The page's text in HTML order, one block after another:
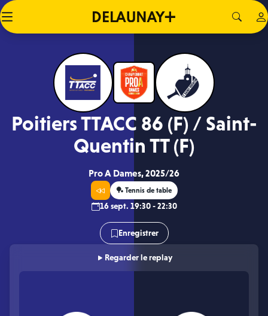
Poitiers TTACC 86 (F) / Saint-
Quentin TT (F)
Pro A Dames, 2025/26
🏓 Tennis de table
16 sept. 19:30 - 22:30
Enregistrer
Regarder le replay